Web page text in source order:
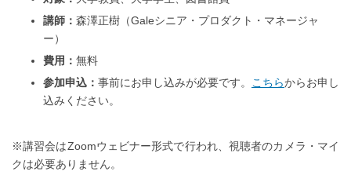
講師： 森澤正樹（Galeシニア・プロダクト・マネージャ
ー）
費用： 無料
参加申込： 事前にお申し込みが必要です。 こちらからお申し
込みください。
※講習会はZoomウェビナー形式で行われ、視聴者のカメラ・マイ
クは必要ありません。